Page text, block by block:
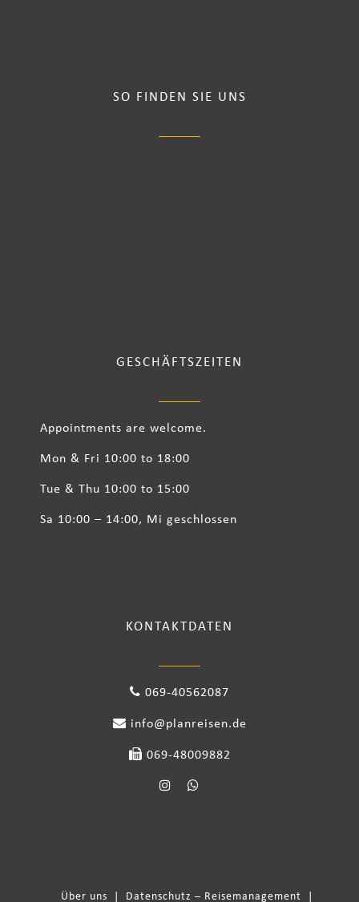
SO FINDEN SIE UNS
GESCHÄFTSZEITEN
Appointments are welcome.
Mon & Fri 10:00 to 18:00
Tue & Thu 10:00 to 15:00
Sa 10:00 – 14:00, Mi geschlossen
KONTAKTDATEN
069-40562087
info@planreisen.de
069-48009882
Über uns Datenschutz – Reisemanagement